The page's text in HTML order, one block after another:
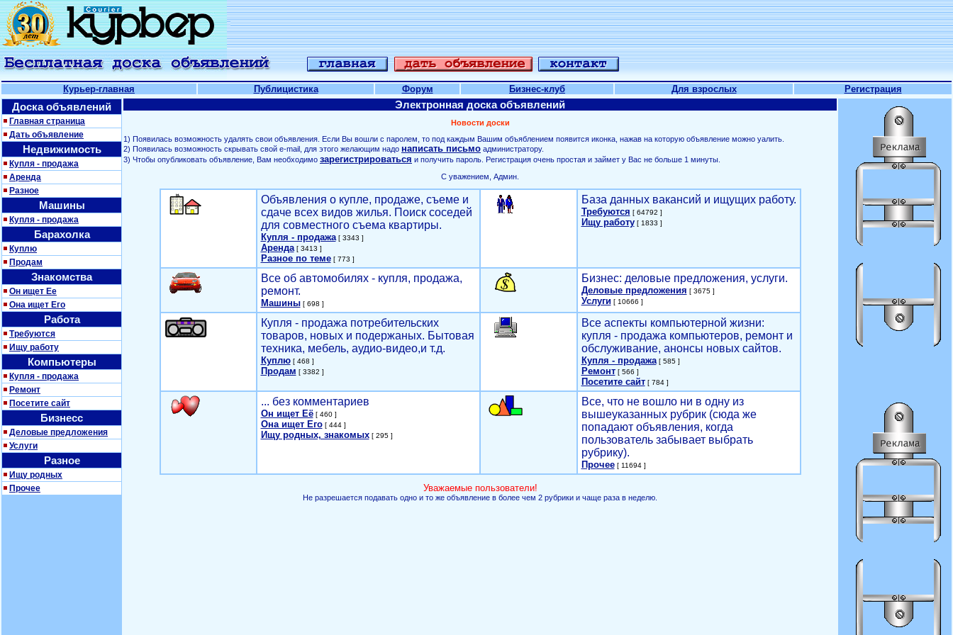
Курьер-главная Публицистика Форум Бизнес-клуб Для взрослых Регистрация
Доска объявлений
Главная страница
Дать объявление
Недвижимость
Купля - продажа
Аренда
Разное
Машины
Купля - продажа
Барахолка
Куплю
Продам
Знакомства
Он ищет Ее
Она ищет Его
Работа
Требуются
Ищу работу
Компьютеры
Купля - продажа
Ремонт
Посетите сайт
Бизнесс
Деловые предложения
Услуги
Разное
Ищу родных
Прочее
Электронная доска объявлений
Новости доски
1) Появилась возможность удалять свои объявления. Если Вы вошли с паролем, то под каждым Вашим объяблением появится иконка, нажав на которую объявление можно уалить.
2) Появилась возможность скрывать свой е-mail, для этого желающим надо написать письмо администратору.
3) Чтобы опубликовать объявление, Вам необходимо зарегистрироваться и получить пароль. Регистрация очень простая и займет у Вас не больше 1 минуты.
С уважением, Админ.
Объявления о купле, продаже, съеме и
сдаче всех видов жилья. Поиск соседей
для совместного съема квартиры.
Купля - продажа[ 3343 ]
Аренда[ 3413 ]
Разное по теме[ 773 ]
База данных вакансий и ищущих работу.
Требуются [ 64792 ]
Ищу работу[ 1833 ]
Все об автомобилях - купля, продажа,
ремонт.
Машины[ 698 ]
Бизнес: деловые предложения, услуги.
Деловые предложения [ 3675 ]
Услуги[ 10666 ]
Купля - продажа потребительских
товаров, новых и подержаных. Бытовая
техника, мебель, аудио-видео,и т.д.
Куплю[ 468 ]
Продам [ 3382 ]
Все аспекты компьютерной жизни:
купля - продажа компьютеров, ремонт и
обслуживание, анонсы новых сайтов.
Купля - продажа[ 585 ]
Ремонт[ 566 ]
Посетите сайт[ 784 ]
... без комментариев
Он ищет Её[ 460 ]
Она ищет Его[ 444 ]
Ищу родных, знакомых[ 295 ]
Все, что не вошло ни в одну из
вышеуказанных рубрик (сюда же
попадают объявления, когда
пользователь забывает выбрать
рубрику).
Прочее[ 11694 ]
Уважаемые пользователи!
Не разрешается подавать одно и то же объявление в более чем 2 рубрики и чаще раза в неделю.